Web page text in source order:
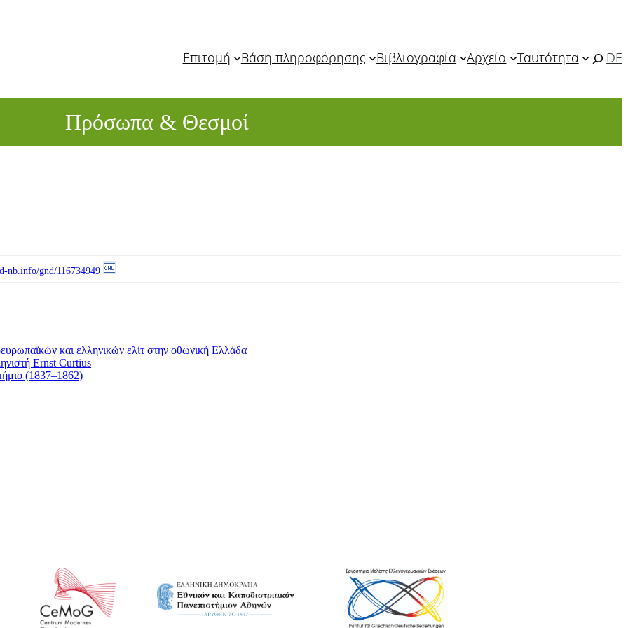
Επιτομή Βάση πληροφόρησης Βιβλιογραφία Αρχείο Ταυτότητα DE
Πρόσωπα & Θεσμοί
nb.info/gnd/116734949
και ελληνικών ελίτ στην oθωνική Ελλάδα
Ernst Curtius
(1837–1862)